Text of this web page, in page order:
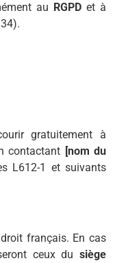
au RGPD et à
gratuitement à
contactant [nom du
L612-1 et suivants
français. En cas
ceux du siège